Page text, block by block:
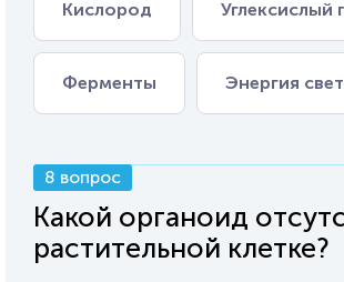
Кислород Углексислый
Ферменты Энергия
8 вопрос
Какой органоид
растительной клетке?